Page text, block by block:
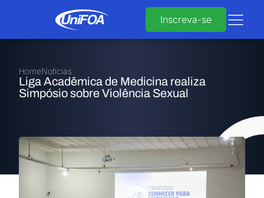
Inscreva-se
HomeNotícias
Liga Acadêmica de Medicina realiza
Simpósio sobre Violência Sexual